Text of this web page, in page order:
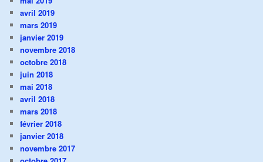
avril 2019
mars 2019
janvier 2019
novembre 2018
octobre 2018
juin 2018
mai 2018
avril 2018
mars 2018
février 2018
janvier 2018
novembre 2017